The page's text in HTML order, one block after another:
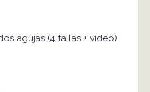
agujas (4 tallas + video)